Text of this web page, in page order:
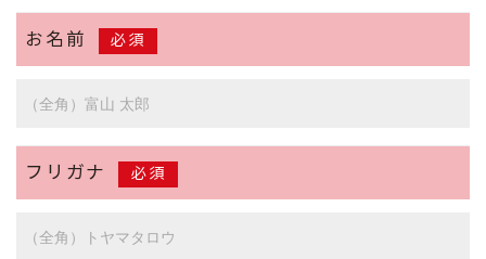
お名前 必須
フリガナ 必須